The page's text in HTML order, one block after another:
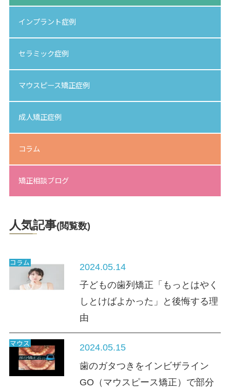
インプラント症例
セラミック症例
マウスピース矯正症例
成人矯正症例
コラム
矯正相談ブログ
人気記事(閲覧数)
コラム
2024.05.14
子どもの歯列矯正「もっとはやく
しとけばよかった」と後悔する理
由
マウス
2024.05.15
歯のガタつきをインビザライン
GO（マウスピース矯正）で部分